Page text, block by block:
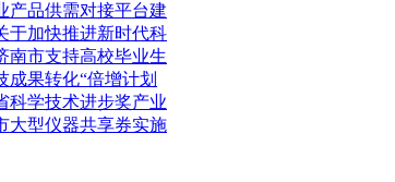
产品供需对接平台建
于加快推进新时代科
南市支持高校毕业生
成果转化“倍增计划
科学技术进步奖产业
大型仪器共享券实施